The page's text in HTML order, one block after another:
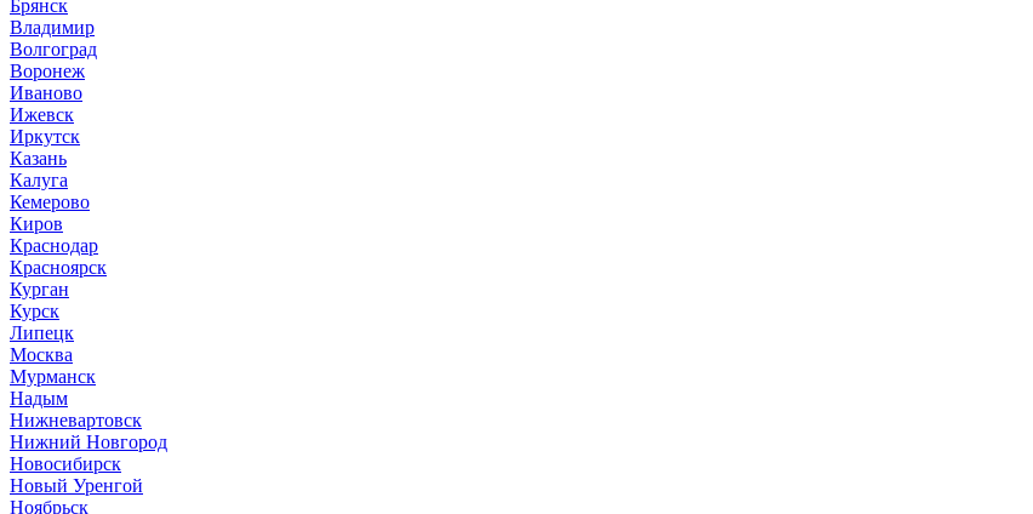
Брянск
Владимир
Волгоград
Воронеж
Иваново
Ижевск
Иркутск
Казань
Калуга
Кемерово
Киров
Краснодар
Красноярск
Курган
Курск
Липецк
Москва
Мурманск
Надым
Нижневартовск
Нижний Новгород
Новосибирск
Новый Уренгой
Ноябрьск